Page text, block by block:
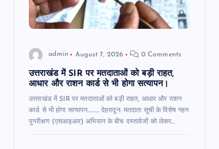
admin August 7, 2026 0 Comments
उत्तराखंड में SIR पर मतदाताओं को बड़ी राहत,
आधार और राशन कार्ड से भी होगा सत्यापन।
उत्तराखंड में SIR पर मतदाताओं को बड़ी राहत, आधार और राशन
कार्ड से भी होगा सत्यापन………. देहरादून: मतदाता सूची के विशेष गहन
पुनरीक्षण (एसआइआर) अभियान के बीच दस्तावेजों को लेकर…